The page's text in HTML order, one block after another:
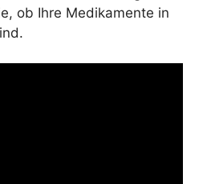
ob Ihre Medikamente in